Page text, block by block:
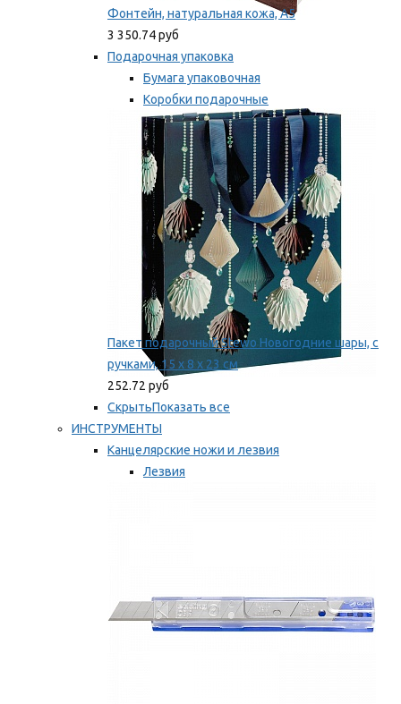
Фонтейн, натуральная кожа, А5
3 350.74 руб
Подарочная упаковка
Бумага упаковочная
Коробки подарочные
Ленты, бобины
Мы рекомендуем
Пакет подарочный Stewo Новогодние шары, с
ручками, 15 х 8 х 23 см
252.72 руб
СкрытьПоказать все
ИНСТРУМЕНТЫ
Канцелярские ножи и лезвия
Лезвия